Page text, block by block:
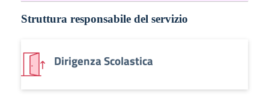
Struttura responsabile del servizio
Dirigenza Scolastica